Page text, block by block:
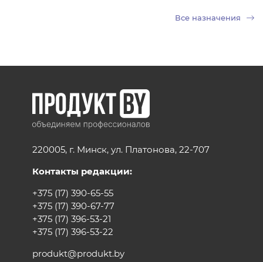
Все назначения
220005, г. Минск, ул. Платонова, 22-707
Контакты редакции:
+375 (17) 390-65-55
+375 (17) 390-67-77
+375 (17) 396-53-21
+375 (17) 396-53-22
produkt@produkt.by